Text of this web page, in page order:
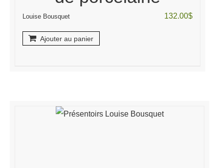
Louise Bousquet 132.00$
Ajouter au panier